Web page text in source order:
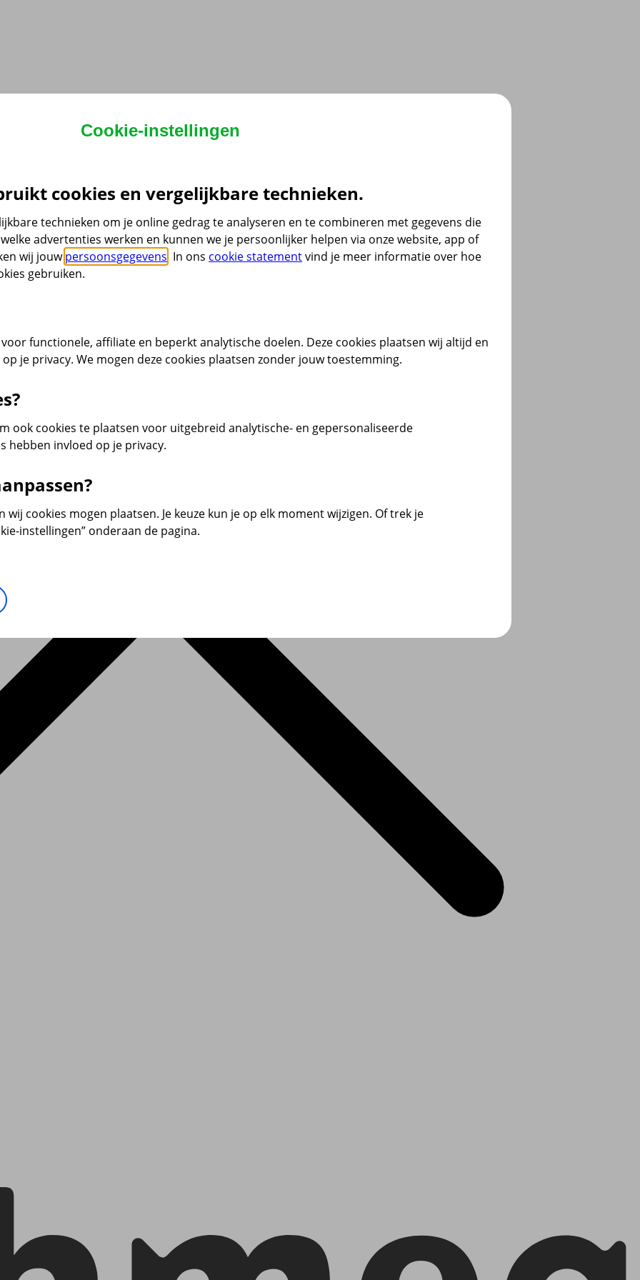
Cookie-instellingen
cookies en vergelijkbare technieken.
technieken om je online gedrag te analyseren en te combineren met gegevens die
advertenties werken en kunnen we je persoonlijker helpen via onze website, app of
wij jouwpersoonsgegevens . In ons cookie statementvind je meer informatie over hoe
gebruiken.
functionele, affiliate en beperkt analytische doelen. Deze cookies plaatsen wij altijd en
je privacy. We mogen deze cookies plaatsen zonder jouw toestemming.
ook cookies te plaatsen voor uitgebreid analytische- en gepersonaliseerde
hebben invloed op je privacy.
wij cookies mogen plaatsen. Je keuze kun je op elk moment wijzigen. Of trek je
instellingen” onderaan de pagina.